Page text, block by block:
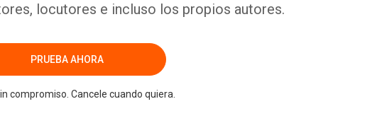
locutores e incluso los propios autores.
PRUEBA AHORA
compromiso. Cancele cuando quiera.